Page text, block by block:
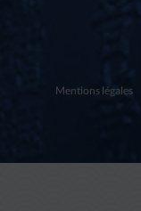
Mentions légales